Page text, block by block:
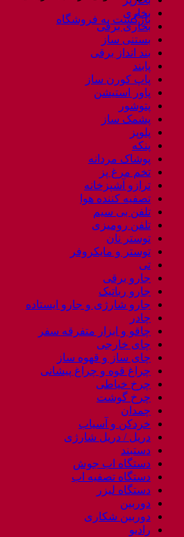
بازگشت به فروشگاه
بخاری
بخاری برقی
بستنی ساز
بند انداز برقی
پابند
پاپ کورن ساز
پاور استیشن
پتوشور
پشمک ساز
پلوپز
پنکه
پوشاک مردانه
تخم مرغ پز
ترازو آشپزخانه
تصفیه کننده هوا
تلفن بی سیم
تلفن رومیزی
توستر نان
توستر و مایکروفر
تی
جارو برقی
جارو رباتیک
جارو شارژی و جارو ایستاده
چادر
چاقو و ابزار متفرقه سفر
چای خارجی
چای ساز و قهوه ساز
چراغ قوه و چراغ پیشانی
چرخ خیاطی
چرخ گوشت
چمدان
خردکن و آسیاب
دریل / دریل شارژی
دستبند
دستگاه اب جوش
دستگاه تصفیه اب
دستگاه لیزر
دوربین
دوربین شکاری
رادیو